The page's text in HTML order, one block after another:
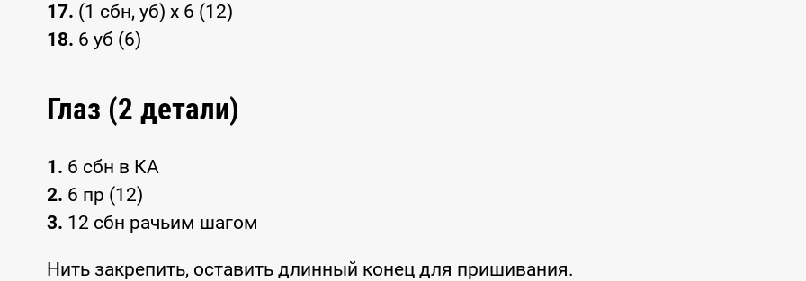
17. (1 сбн, уб) x 6 (12)
18. 6 уб (6)
Глаз (2 детали)
1. 6 сбн в КА
2. 6 пр (12)
3. 12 сбн рачьим шагом
Нить закрепить, оставить длинный конец для пришивания.